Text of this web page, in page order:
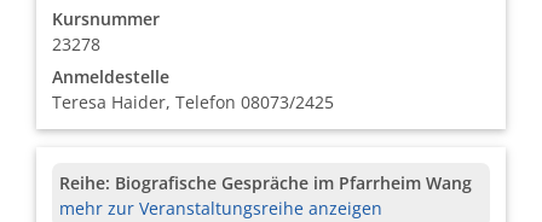
Kursnummer
23278
Anmeldestelle
Teresa Haider, Telefon 08073/2425
Reihe: Biografische Gespräche im Pfarrheim Wang
mehr zur Veranstaltungsreihe anzeigen